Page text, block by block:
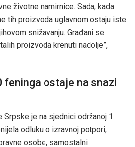
životne namirnice. Sada, kada
tih proizvoda uglavnom ostaju iste
snižavanju. Građani se
proizvoda krenuti nadolje”,
feninga ostaje na snazi
Srpske je na sjednici održanoj 1.
odluku o izravnoj potpori,
osobe, samostalni